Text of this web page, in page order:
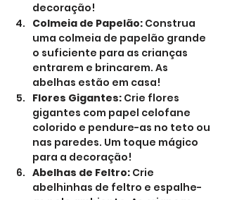
decoração!
Colmeia de Papelão: Construa
uma colmeia de papelão grande
o suficiente para as crianças
entrarem e brincarem. As
abelhas estão em casa!
Flores Gigantes: Crie flores
gigantes com papel celofane
colorido e pendure-as no teto ou
nas paredes. Um toque mágico
para a decoração!
Abelhas de Feltro: Crie
abelhinhas de feltro e espalhe-